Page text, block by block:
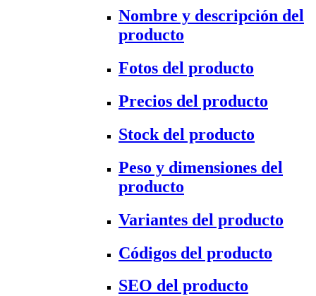
Nombre y descripción del
producto
Fotos del producto
Precios del producto
Stock del producto
Peso y dimensiones del
producto
Variantes del producto
Códigos del producto
SEO del producto